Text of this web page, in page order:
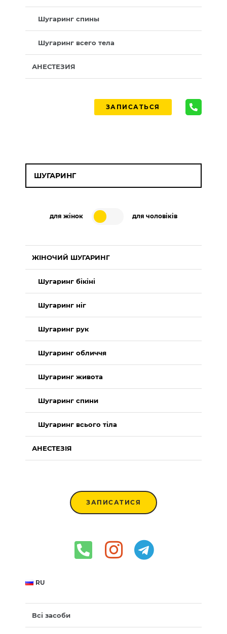
Шугаринг спины
Шугаринг всего тела
АНЕСТЕЗИЯ
ЗАПИСАТЬСЯ
ШУГАРИНГ
для жінок для чоловіків
ЖІНОЧИЙ ШУГАРИНГ
Шугаринг бікіні
Шугаринг ніг
Шугаринг рук
Шугаринг обличчя
Шугаринг живота
Шугаринг спини
Шугаринг всього тіла
АНЕСТЕЗІЯ
ЗАПИСАТИСЯ
RU
Всі засоби